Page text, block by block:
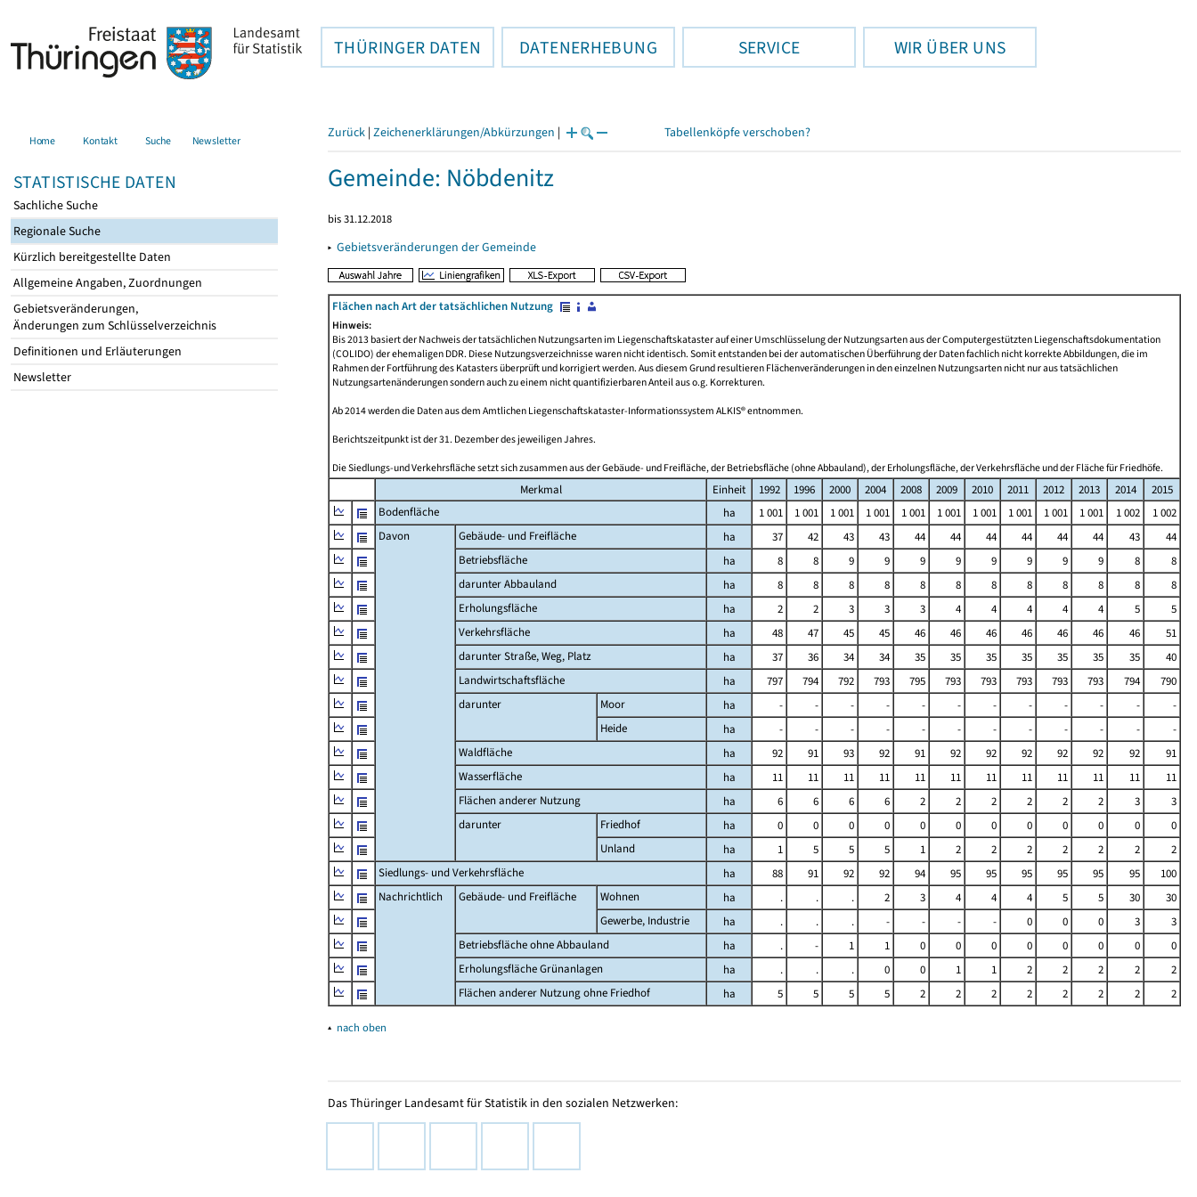
THÜRINGER DATEN DATENERHEBUNG SERVICE WIR ÜBER UNS
Home Kontakt Suche Newsletter
STATISTISCHE DATEN
Sachliche Suche
Regionale Suche
Kürzlich bereitgestellte Daten
Allgemeine Angaben, Zuordnungen
Gebietsveränderungen,
Änderungen zum Schlüsselverzeichnis
Definitionen und Erläuterungen
Newsletter
Zurück | Zeichenerklärungen/Abkürzungen | Tabellenköpfe verschoben?
Gemeinde: Nöbdenitz
bis 31.12.2018
▸ Gebietsveränderungen der Gemeinde
Flächen nach Art der tatsächlichen Nutzung
Hinweis:
Bis 2013 basiert der Nachweis der tatsächlichen Nutzungsarten im Liegenschaftskataster auf einer Umschlüsselung der Nutzungsarten aus der Computergestützten Liegenschaftsdokumentation
(COLIDO) der ehemaligen DDR. Diese Nutzungsverzeichnisse waren nicht identisch. Somit entstanden bei der automatischen Überführung der Daten fachlich nicht korrekte Abbildungen, die im
Rahmen der Fortführung des Katasters überprüft und korrigiert werden. Aus diesem Grund resultieren Flächenveränderungen in den einzelnen Nutzungsarten nicht nur aus tatsächlichen
Nutzungsartenänderungen sondern auch zu einem nicht quantifizierbaren Anteil aus o.g. Korrekturen.
Ab 2014 werden die Daten aus dem Amtlichen Liegenschaftskataster-Informationssystem ALKIS® entnommen.
Berichtszeitpunkt ist der 31. Dezember des jeweiligen Jahres.
Die Siedlungs-und Verkehrsfläche setzt sich zusammen aus der Gebäude- und Freifläche, der Betriebsfläche (ohne Abbauland), der Erholungsfläche, der Verkehrsfläche und der Fläche für Friedhöfe.
Merkmal Einheit 1992 1996 2000 2004 2008 2009 2010 2011 2012 2013 2014
2015
Bodenfläche
ha 1 001 1 001 1 001 1 001 1 001 1 001 1 001 1 001 1 001 1 001 1 002
1 002
Davon
Gebäude- und Freifläche ha 37 42 43 43 44 44 44 44 44 44 43
44
Betriebsfläche
ha 8 8 9 9 9 9 9 9 9 9 8
8
darunter Abbauland
ha 8 8 8 8 8 8 8 8 8 8 8
8
Erholungsfläche
ha 2 2 3 3 3 4 4 4 4 4 5
5
Verkehrsfläche
ha 48 47 45 45 46 46 46 46 46 46 46
51
darunter Straße, Weg, Platz
ha 37 36 34 34 35 35 35 35 35 35 35
40
Landwirtschaftsfläche
ha 797 794 792 793 795 793 793 793 793 793 794
790
darunter
Moor ha - - - - - - - - - - -
-
Heide
ha - - - - - - - - - - -
-
Waldfläche
ha 92 91 93 92 91 92 92 92 92 92 92
91
Wasserfläche
ha 11 11 11 11 11 11 11 11 11 11 11
11
Flächen anderer Nutzung
ha 6 6 6 6 2 2 2 2 2 2 3
3
darunter
Friedhof ha 0 0 0 0 0 0 0 0 0 0 0
0
Unland
ha 1 5 5 5 1 2 2 2 2 2 2
2
Siedlungs- und Verkehrsfläche
ha 88 91 92 92 94 95 95 95 95 95 95
100
Nachrichtlich
Gebäude- und Freifläche Wohnen ha . . . 2 3 4 4 4 5 5 30
30
Gewerbe, Industrie
ha . . . - - - - 0 0 0 3
3
Betriebsfläche ohne Abbauland
ha . - 1 1 0 0 0 0 0 0 0
0
Erholungsfläche Grünanlagen
ha . . . 0 0 1 1 2 2 2 2
2
Flächen anderer Nutzung ohne Friedhof
ha 5 5 5 5 2 2 2 2 2 2 2 2
▴ nach oben
Das Thüringer Landesamt für Statistik in den sozialen Netzwerken: